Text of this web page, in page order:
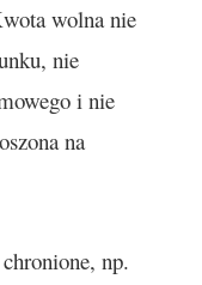
wolna nie
nie
i nie
na
np.